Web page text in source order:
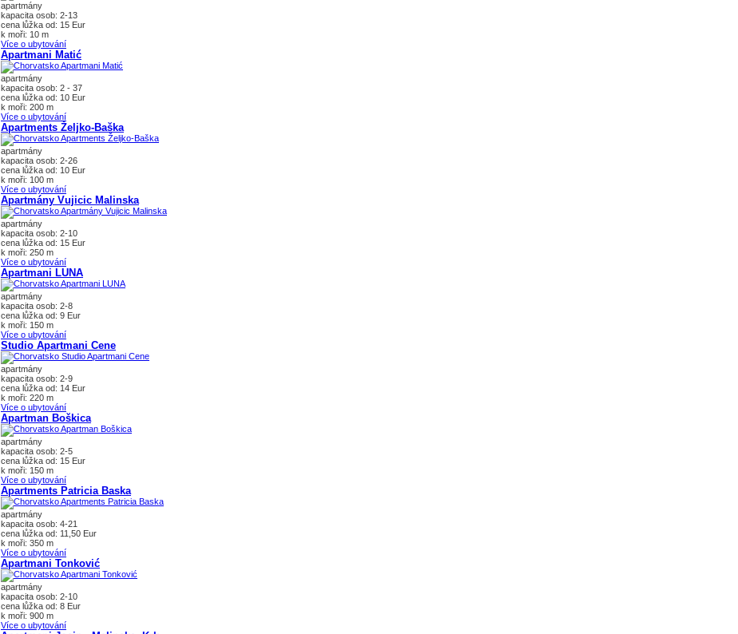
apartmány
kapacita osob: 2-13
cena lůžka od: 15 Eur
k moři: 10 m
Více o ubytování
Apartmani Matić
apartmány
kapacita osob: 2 - 37
cena lůžka od: 10 Eur
k moři: 200 m
Více o ubytování
Apartments Željko-Baška
apartmány
kapacita osob: 2-26
cena lůžka od: 10 Eur
k moři: 100 m
Více o ubytování
Apartmány Vujicic Malinska
apartmány
kapacita osob: 2-10
cena lůžka od: 15 Eur
k moři: 250 m
Více o ubytování
Apartmani LUNA
apartmány
kapacita osob: 2-8
cena lůžka od: 9 Eur
k moři: 150 m
Více o ubytování
Studio Apartmani Cene
apartmány
kapacita osob: 2-9
cena lůžka od: 14 Eur
k moři: 220 m
Více o ubytování
Apartman Boškica
apartmány
kapacita osob: 2-5
cena lůžka od: 15 Eur
k moři: 150 m
Více o ubytování
Apartments Patricia Baska
apartmány
kapacita osob: 4-21
cena lůžka od: 11,50 Eur
k moři: 350 m
Více o ubytování
Apartmani Tonković
apartmány
kapacita osob: 2-10
cena lůžka od: 8 Eur
k moři: 900 m
Více o ubytování